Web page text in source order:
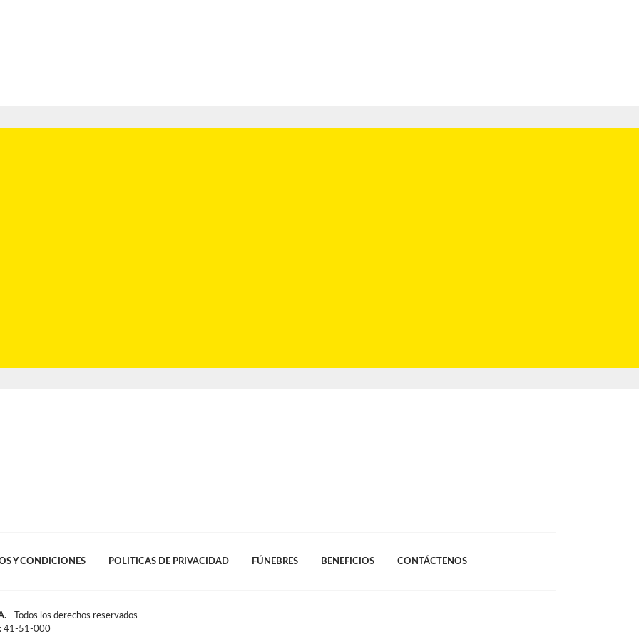
Y CONDICIONES POLITICAS DE PRIVACIDAD FÚNEBRES BENEFICIOS CONTÁCTENOS
- Todos los derechos reservados
41-51-000